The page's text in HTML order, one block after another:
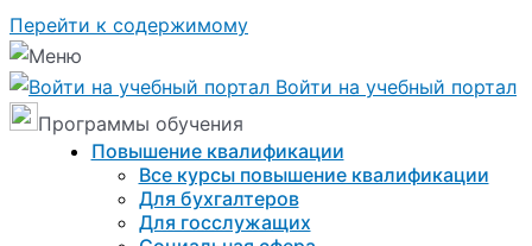
Перейти к содержимому
Войти на учебный портал
Программы обучения
Повышение квалификации
Все курсы повышение квалификации
Для бухгалтеров
Для госслужащих